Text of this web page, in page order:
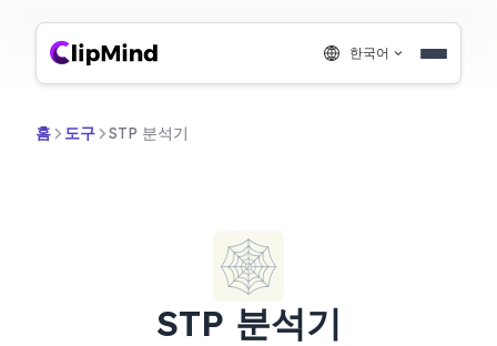
한국어
홈 도구 STP 분석기
STP 분석기